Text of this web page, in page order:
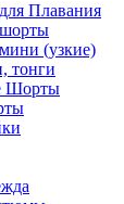
Плавания
(узкие)
тонги
Шорты